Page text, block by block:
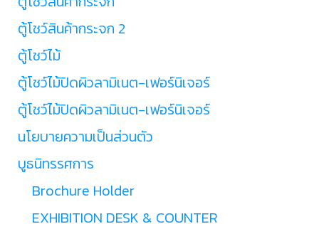
ตู้โชว์สินค้ากระจก 2
ตู้โชว์ไม้
ตู้โชว์ไม้ปิดผิวลามิเนต-เฟอร์นิเจอร์
ตู้โชว์ไม้ปิดผิวลามิเนต-เฟอร์นิเจอร์
นโยบายความเป็นส่วนตัว
บูธนิทรรศการ
Brochure Holder
EXHIBITION DESK & COUNTER